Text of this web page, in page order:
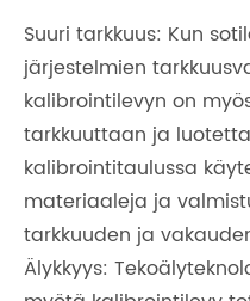
Suuri tarkkuus: Kun
järjestelmien
kalibrointilevyn on
tarkkuuttaan ja
kalibrointitaulussa
materiaaleja ja
tarkkuuden ja
Älykkyys: